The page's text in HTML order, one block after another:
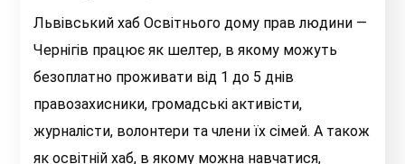
Львівський хаб Освітнього дому прав людини —
Чернігів працює як шелтер, в якому можуть
безоплатно проживати від 1 до 5 днів
правозахисники, громадські активісти,
журналісти, волонтери та члени їх сімей. А також
як освітній хаб, в якому можна навчатися,